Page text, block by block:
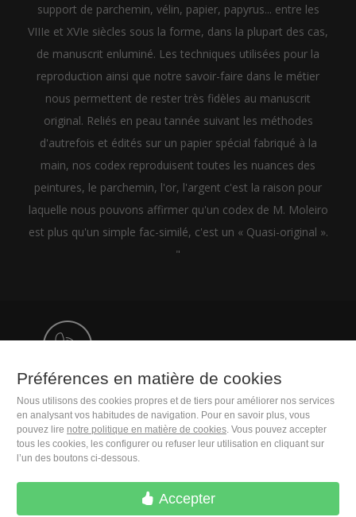
support de parchemin, vélin, papier, papyrus... entre les
VIIIe et XVIe siècles sous la forme, dans la plupart des cas,
de manuscrit enluminé. Les techniques utilisées pour la
reproduction ainsi que notre savoir-faire dans le métier
nous permettent de rester très fidèles au manuscrit
original. Reliés en peau tannée suivant les méthodes
d'autrefois et édités sur un papier spécial fabriqué à la
main, nos codex reproduisent toutes les nuances des
peintures, le parchemin, l'or, l'argent c'est la raison pour
laquelle nous pouvons affirmer qu'un codex de M. Moleiro
est plus qu'un simple fac-similé, c'est un « Quasi-original ».
"
Travesera de Gracia, 17
E08021 Barcelona (Spain)
Préférences en matière de cookies
Nous utilisons des cookies propres et de tiers pour améliorer nos services
en analysant vos habitudes de navigation. Pour en savoir plus, vous
pouvez lire notre politique en matière de cookies. Vous pouvez accepter
tous les cookies, les configurer ou refuser leur utilisation en cliquant sur
l’un des boutons ci-dessous.
Accepter